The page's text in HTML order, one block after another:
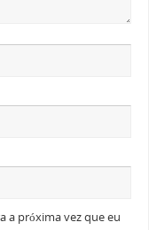
a próxima vez que eu